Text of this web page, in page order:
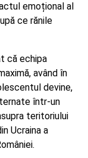
emoțional al
ce rănile
că echipa
având în
devine,
într-un
teritoriului
Ucraina a